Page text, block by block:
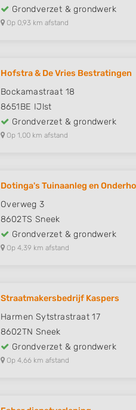
Grondverzet & grondwerk
Op 0,93 km afstand
Hofstra & De Vries Bestratingen
Bockamastraat 18
8651BE IJlst
Grondverzet & grondwerk
Op 1,00 km afstand
Dotinga's Tuinaanleg en
Overweg 3
8602TS Sneek
Grondverzet & grondwerk
Op 4,39 km afstand
Straatmakersbedrijf Kaspers
Harmen Sytstrastraat 17
8602TN Sneek
Grondverzet & grondwerk
Op 4,66 km afstand